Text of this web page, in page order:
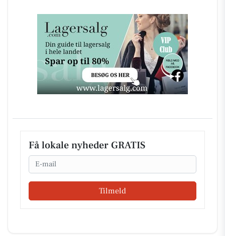
Få lokale nyheder GRATIS
Email
Tilmeld